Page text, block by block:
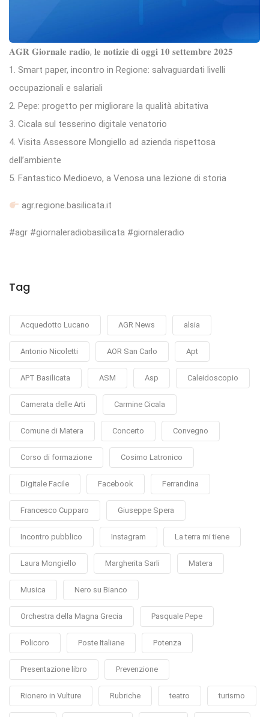
𝐀𝐆𝐑 𝐆𝐢𝐨𝐫𝐧𝐚𝐥𝐞 𝐫𝐚𝐝𝐢𝐨, 𝐥𝐞 𝐧𝐨𝐭𝐢𝐳𝐢𝐞 𝐝𝐢 𝐨𝐠𝐠𝐢 𝟏𝟎 𝐬𝐞𝐭𝐭𝐞𝐦𝐛𝐫𝐞 𝟐𝟎𝟐𝟓
1. Smart paper, incontro in Regione: salvaguardati livelli
occupazionali e salariali
2. Pepe: progetto per migliorare la qualità abitativa
3. Cicala sul tesserino digitale venatorio
4. Visita Assessore Mongiello ad azienda rispettosa
dell’ambiente
5. Fantastico Medioevo, a Venosa una lezione di storia
agr.regione.basilicata.it
#agr #giornaleradiobasilicata #giornaleradio
Tag
Acquedotto Lucano AGR News alsia
Antonio Nicoletti AOR San Carlo Apt
APT Basilicata ASM Asp Caleidoscopio
Camerata delle Arti Carmine Cicala
Comune di Matera Concerto Convegno
Corso di formazione Cosimo Latronico
Digitale Facile Facebook Ferrandina
Francesco Cupparo Giuseppe Spera
Incontro pubblico Instagram La terra mi tiene
Laura Mongiello Margherita Sarli Matera
Musica Nero su Bianco
Orchestra della Magna Grecia Pasquale Pepe
Policoro Poste Italiane Potenza
Presentazione libro Prevenzione
Rionero in Vulture Rubriche teatro turismo